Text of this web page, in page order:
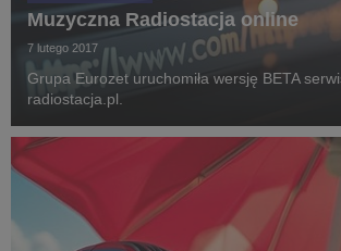
Muzyczna Radiostacja online
7 lutego 2017
Grupa Eurozet uruchomiła wersję BETA
radiostacja.pl.